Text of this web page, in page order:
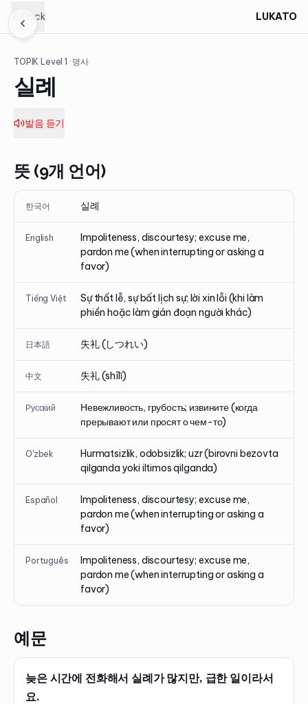
Back LUKATO
TOPIK Level1 · 명사
실례
발음 듣기
뜻 (9개 언어)
한국어 실례
English
Impoliteness, discourtesy; excuse me,
pardon me (when interrupting or asking a
favor)
Tiếng Việt
Sự thất lễ, sự bất lịch sự; lời xin lỗi (khi làm
phiền hoặc làm gián đoạn người khác)
日本語 失礼 (しつれい)
中文 失礼 (shīlǐ)
Русский
Невежливость, грубость; извините (когда
прерывают или просят о чем-то)
O'zbek
Hurmatsizlik, odobsizlik; uzr (birovni bezovta
qilganda yoki iltimos qilganda)
Español
Impoliteness, discourtesy; excuse me,
pardon me (when interrupting or asking a
favor)
Português
Impoliteness, discourtesy; excuse me,
pardon me (when interrupting or asking a
favor)
예문
늦은 시간에 전화해서 실례가 많지만, 급한 일이라서
요.